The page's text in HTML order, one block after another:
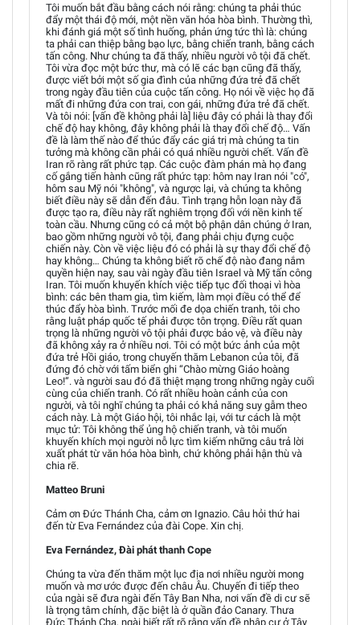
Tôi muốn bắt đầu bằng cách nói rằng: chúng ta phải thúc
đẩy một thái độ mới, một nền văn hóa hòa bình. Thường thì,
khi đánh giá một số tình huống, phản ứng tức thì là: chúng
ta phải can thiệp bằng bạo lực, bằng chiến tranh, bằng cách
tấn công. Như chúng ta đã thấy, nhiều người vô tội đã chết.
Tôi vừa đọc một bức thư, mà có lẽ các bạn cũng đã thấy,
được viết bởi một số gia đình của những đứa trẻ đã chết
trong ngày đầu tiên của cuộc tấn công. Họ nói về việc họ đã
mất đi những đứa con trai, con gái, những đứa trẻ đã chết.
Và tôi nói: [vấn đề không phải là] liệu đây có phải là thay đổi
chế độ hay không, đây không phải là thay đổi chế độ… Vấn
đề là làm thế nào để thúc đẩy các giá trị mà chúng ta tin
tưởng mà không cần phải có quá nhiều người chết. Vấn đề
Iran rõ ràng rất phức tạp. Các cuộc đàm phán mà họ đang
cố gắng tiến hành cũng rất phức tạp: hôm nay Iran nói "có",
hôm sau Mỹ nói "không", và ngược lại, và chúng ta không
biết điều này sẽ dẫn đến đâu. Tình trạng hỗn loạn này đã
được tạo ra, điều này rất nghiêm trọng đối với nền kinh tế
toàn cầu. Nhưng cũng có cả một bộ phận dân chúng ở Iran,
bao gồm những người vô tội, đang phải chịu đựng cuộc
chiến này. Còn về việc liệu đó có phải là sự thay đổi chế độ
hay không… Chúng ta không biết rõ chế độ nào đang nắm
quyền hiện nay, sau vài ngày đầu tiên Israel và Mỹ tấn công
Iran. Tôi muốn khuyến khích việc tiếp tục đối thoại vì hòa
bình: các bên tham gia, tìm kiếm, làm mọi điều có thể để
thúc đẩy hòa bình. Trước mối đe dọa chiến tranh, tôi cho
rằng luật pháp quốc tế phải được tôn trọng. Điều rất quan
trọng là những người vô tội phải được bảo vệ, và điều này
đã không xảy ra ở nhiều nơi. Tôi có một bức ảnh của một
đứa trẻ Hồi giáo, trong chuyến thăm Lebanon của tôi, đã
đứng đó chờ với tấm biển ghi “Chào mừng Giáo hoàng
Leo!”. và người sau đó đã thiệt mạng trong những ngày cuối
cùng của chiến tranh. Có rất nhiều hoàn cảnh của con
người, và tôi nghĩ chúng ta phải có khả năng suy gẫm theo
cách này. Là một Giáo hội, tôi nhắc lại, với tư cách là một
mục tử: Tôi không thể ủng hộ chiến tranh, và tôi muốn
khuyến khích mọi người nỗ lực tìm kiếm những câu trả lời
xuất phát từ văn hóa hòa bình, chứ không phải hận thù và
chia rẽ.
Matteo Bruni
Cảm ơn Đức Thánh Cha, cảm ơn Ignazio. Câu hỏi thứ hai
đến từ Eva Fernández của đài Cope. Xin chị.
Eva Fernández, Đài phát thanh Cope
Chúng ta vừa đến thăm một lục địa nơi nhiều người mong
muốn và mơ ước được đến châu Âu. Chuyến đi tiếp theo
của ngài sẽ đưa ngài đến Tây Ban Nha, nơi vấn đề di cư sẽ
là trọng tâm chính, đặc biệt là ở quần đảo Canary. Thưa
Đức Thánh Cha, ngài biết rất rõ rằng vấn đề nhập cư ở Tây